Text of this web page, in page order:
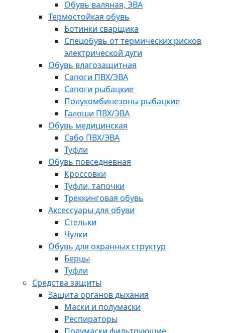
Обувь валяная, ЭВА
Термостойкая обувь
Ботинки сварщика
Спецобувь от термических рисков
электрической дуги
Обувь влагозащитная
Сапоги ПВХ/ЭВА
Сапоги рыбацкие
Полукомбинезоны рыбацкие
Галоши ПВХ/ЭВА
Обувь медицинская
Сабо ПВХ/ЭВА
Туфли
Обувь повседневная
Кроссовки
Туфли, тапочки
Треккинговая обувь
Аксессуары для обуви
Стельки
Чулки
Обувь для охранных структур
Берцы
Туфли
Средства защиты
Защита органов дыхания
Маски и полумаски
Респираторы